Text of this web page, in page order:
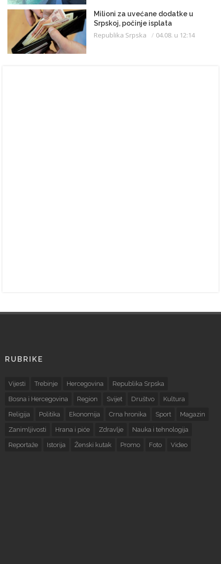
Milioni za uvećane dodatke u
Srpskoj, počinje isplata
Republika Srpska 04.08. u 12:14
RUBRIKE
Vijesti Trebinje Hercegovina Republika Srpska
Bosna i Hercegovina Region Svijet Društvo Kultura
Religija Politika Ekonomija Crna hronika Sport Magazin
Zanimljivosti Hrana i piće Zdravlje Nauka i tehnologija
Reportaže Istorija Ženski kutak Promo Foto Video